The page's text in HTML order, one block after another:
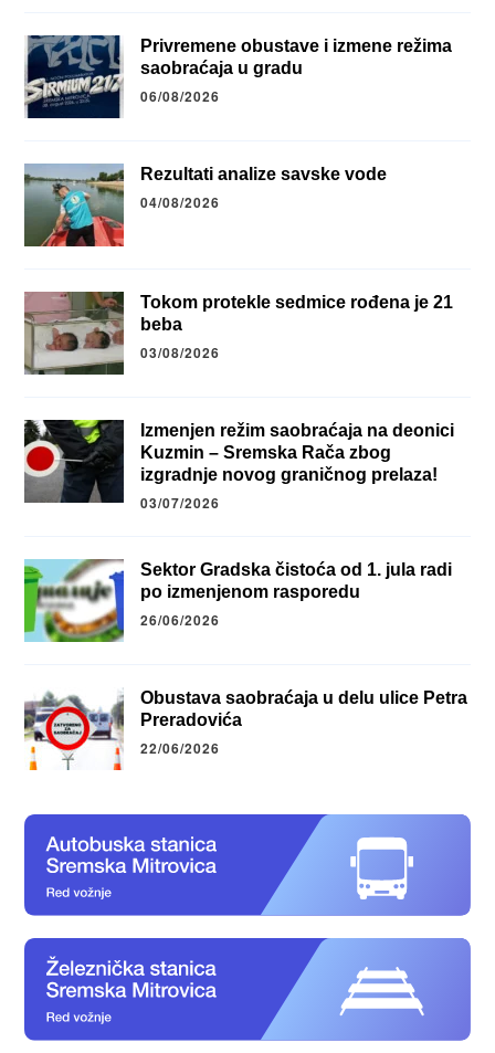
Privremene obustave i izmene režima
saobraćaja u gradu
06/08/2026
Rezultati analize savske vode
04/08/2026
Tokom protekle sedmice rođena je 21
beba
03/08/2026
Izmenjen režim saobraćaja na deonici
Kuzmin – Sremska Rača zbog
izgradnje novog graničnog prelaza!
03/07/2026
Sektor Gradska čistoća od 1. jula radi
po izmenjenom rasporedu
26/06/2026
Obustava saobraćaja u delu ulice Petra
Preradovića
22/06/2026